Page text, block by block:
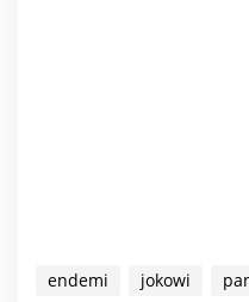
endemi jokowi